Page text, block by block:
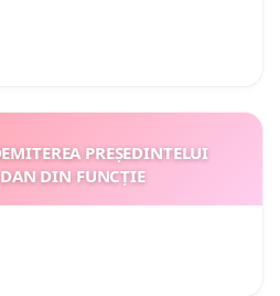
PREȘEDINTELUI
DIN FUNCȚIE